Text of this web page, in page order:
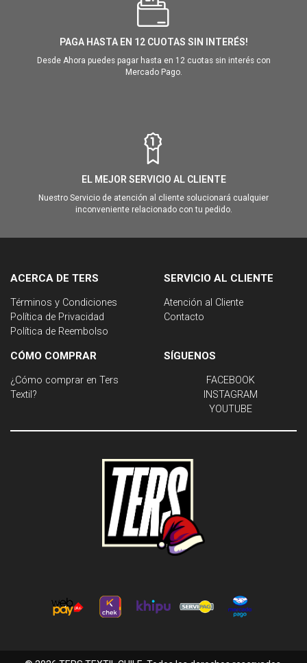
PAGA HASTA EN 12 CUOTAS SIN INTERÉS!
Desde Ahora puedes pagar hasta en 12 cuotas sin interés con
Mercado Pago.
EL MEJOR SERVICIO AL CLIENTE
Nuestro Servicio de atención al cliente solucionará cualquier
inconveniente relacionado con tu pedido.
ACERCA DE TERS
Términos y Condiciones
Política de Privacidad
Política de Reembolso
SERVICIO AL CLIENTE
Atención al Cliente
Contacto
CÓMO COMPRAR
¿Cómo comprar en Ters
Textil?
SÍGUENOS
FACEBOOK
INSTAGRAM
YOUTUBE